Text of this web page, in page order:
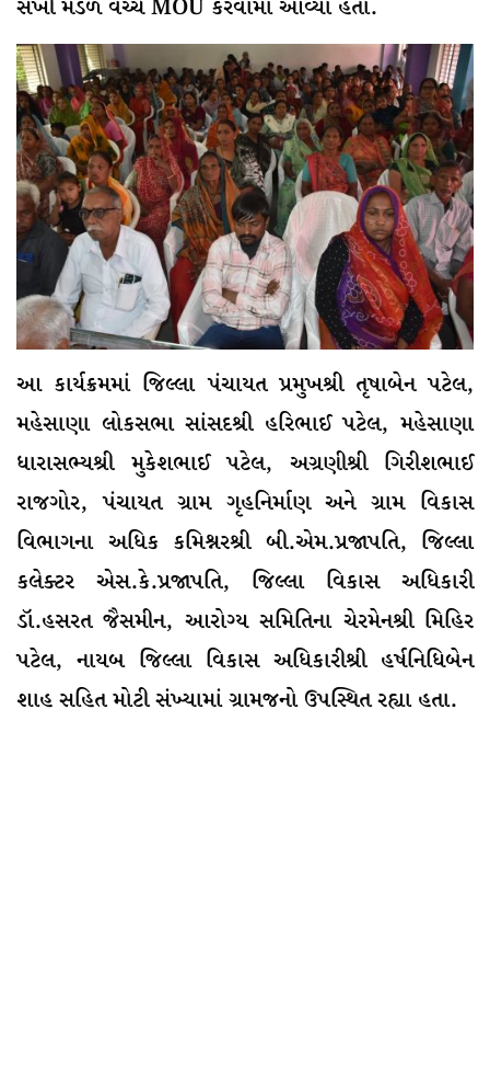
સખી મંડળ વચ્ચે MOU કરવામાં આવ્યા હતા.
આ કાર્યક્રમમાં જિલ્લા પંચાયત પ્રમુખશ્રી તૃષાબેન પટેલ,
મહેસાણા લોકસભા સાંસદશ્રી હરિભાઈ પટેલ, મહેસાણા
ધારાસભ્યશ્રી મુકેશભાઈ પટેલ, અગ્રણીશ્રી ગિરીશભાઈ
રાજગોર, પંચાયત ગ્રામ ગૃહનિર્માણ અને ગ્રામ વિકાસ
વિભાગના અધિક કમિશ્નરશ્રી બી.એમ.પ્રજાપતિ, જિલ્લા
કલેક્ટર એસ.કે.પ્રજાપતિ, જિલ્લા વિકાસ અધિકારી
ડૉ.હસરત જૈસમીન, આરોગ્ય સમિતિના ચેરમેનશ્રી મિહિર
પટેલ, નાયબ જિલ્લા વિકાસ અધિકારીશ્રી હર્ષનિધિબેન
શાહ સહિત મોટી સંખ્યામાં ગ્રામજનો ઉપસ્થિત રહ્યા હતા.